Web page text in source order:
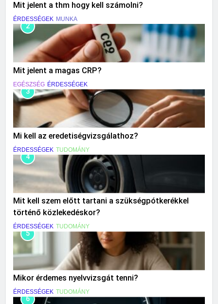
Mit jelent a thm hogy kell számolni?
ÉRDESSÉGEK MUNKA
2
Mit jelent a magas CRP?
EGÉSZSÉG ÉRDESSÉGEK
3
Mi kell az eredetiségvizsgálathoz?
ÉRDESSÉGEK TUDOMÁNY
4
Mit kell szem előtt tartani a szükségpótkerékkel
történő közlekedéskor?
ÉRDESSÉGEK TUDOMÁNY
5
Mikor érdemes nyelvvizsgát tenni?
ÉRDESSÉGEK TUDOMÁNY
6